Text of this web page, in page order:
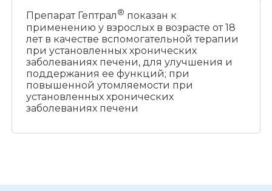
Препарат Гептрал® показан к
применению у взрослых в возрасте от 18
лет в качестве вспомогательной терапии
при установленных хронических
заболеваниях печени, для улучшения и
поддержания ее функций; при
повышенной утомляемости при
установленных хронических
заболеваниях печени